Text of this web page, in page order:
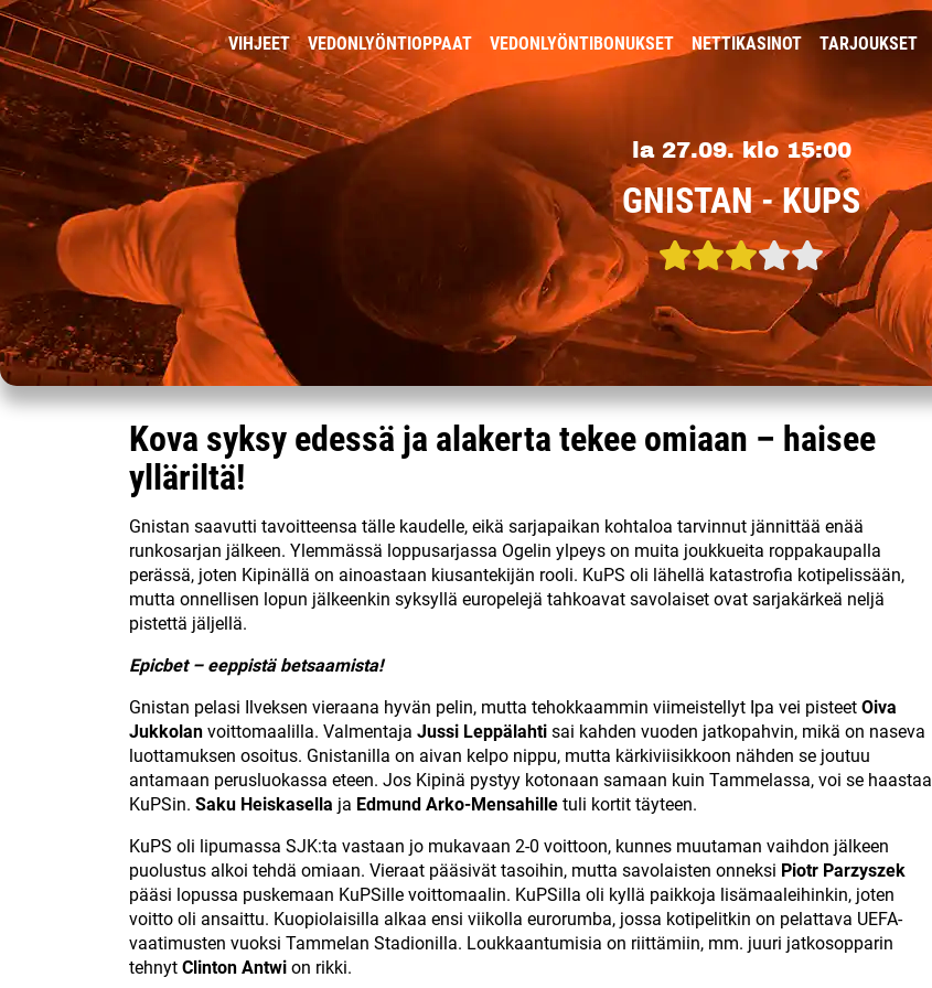
VIHJEET VEDONLYÖNTIOPPAAT VEDONLYÖNTIBONUKSET NETTIKASINOT TARJOUKSET
la 27.09. klo 15:00
GNISTAN - KUPS
Kova syksy edessä ja alakerta tekee omiaan – haisee
ylläriltä!
Gnistan saavutti tavoitteensa tälle kaudelle, eikä sarjapaikan kohtaloa tarvinnut jännittää enää
runkosarjan jälkeen. Ylemmässä loppusarjassa Ogelin ylpeys on muita joukkueita roppakaupalla
perässä, joten Kipinällä on ainoastaan kiusantekijän rooli. KuPS oli lähellä katastrofia kotipelissään,
mutta onnellisen lopun jälkeenkin syksyllä europelejä tahkoavat savolaiset ovat sarjakärkeä neljä
pistettä jäljellä.
Epicbet – eeppistä betsaamista!
Gnistan pelasi Ilveksen vieraana hyvän pelin, mutta tehokkaammin viimeistellyt Ipa vei pisteet Oiva
Jukkolan voittomaalilla. Valmentaja Jussi Leppälahti sai kahden vuoden jatkopahvin, mikä on naseva
luottamuksen osoitus. Gnistanilla on aivan kelpo nippu, mutta kärkiviisikkoon nähden se joutuu
antamaan perusluokassa eteen. Jos Kipinä pystyy kotonaan samaan kuin Tammelassa, voi se haastaa
KuPSin. Saku Heiskasella ja Edmund Arko-Mensahille tuli kortit täyteen.
KuPS oli lipumassa SJK:ta vastaan jo mukavaan 2-0 voittoon, kunnes muutaman vaihdon jälkeen
puolustus alkoi tehdä omiaan. Vieraat pääsivät tasoihin, mutta savolaisten onneksi Piotr Parzyszek
pääsi lopussa puskemaan KuPSille voittomaalin. KuPSilla oli kyllä paikkoja lisämaaleihinkin, joten
voitto oli ansaittu. Kuopiolaisilla alkaa ensi viikolla eurorumba, jossa kotipelitkin on pelattava UEFA-
vaatimusten vuoksi Tammelan Stadionilla. Loukkaantumisia on riittämiin, mm. juuri jatkosopparin
tehnyt Clinton Antwi on rikki.